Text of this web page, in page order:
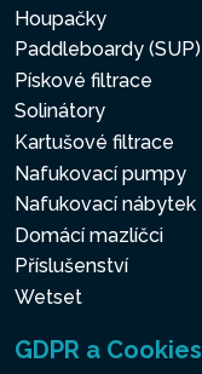
Houpačky
Paddleboardy (SUP)
Pískové filtrace
Solinátory
Kartušové filtrace
Nafukovací pumpy
Nafukovací nábytek
Domácí mazlíčci
Příslušenství
Wetset
GDPR a Cookies